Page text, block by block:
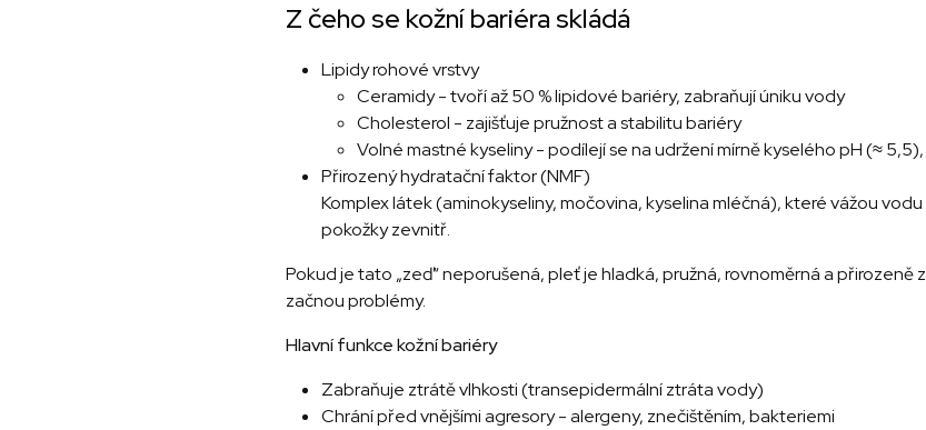
Z čeho se kožní bariéra skládá
Lipidy rohové vrstvy
Ceramidy - tvoří až 50 % lipidové bariéry, zabraňují úniku vody
Cholesterol - zajišťuje pružnost a stabilitu bariéry
Volné mastné kyseliny - podílejí se na udržení mírně kyselého pH (≈
Přirozený hydratační faktor (NMF)
Komplex látek (aminokyseliny, močovina, kyselina mléčná), které vážou
pokožky zevnitř.
Pokud je tato „zeď“ neporušená, pleť je hladká, pružná, rovnoměrná a přirozeně
začnou problémy.
Hlavní funkce kožní bariéry
Zabraňuje ztrátě vlhkosti (trans­epidermální ztráta vody)
Chrání před vnějšími agresory - alergeny, znečištěním, bakteriemi